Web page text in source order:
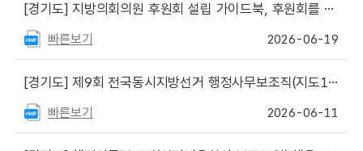
[경기도] 지방의회의원 후원회 설립 가이드북, 후원회를 둔 지방의회의원 및 그 후원회의 정치자금 회계실무 게시
빠른보기 2026-06-19
[경기도] 제9회 전국동시지방선거 행정사무보조직(지도1과 선거비용실사 보조요원) 최종합격자 명단 안내
빠른보기 2026-06-11